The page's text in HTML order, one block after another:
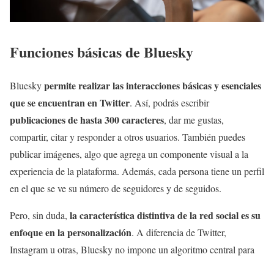
Funciones básicas de Bluesky
Blueskypermite realizar las interacciones básicas y esenciales
que se encuentran en Twitter. Así, podrás escribir
publicaciones de hasta 300 caracteres, dar me gustas,
compartir, citar y responder a otros usuarios. También puedes
publicar imágenes, algo que agrega un componente visual a la
experiencia de la plataforma. Además, cada persona tiene un perfil
en el que se ve su número de seguidores y de seguidos.
Pero, sin duda, la característica distintiva de la red social es su
enfoque en la personalización. A diferencia de Twitter,
Instagram u otras, Bluesky no impone un algoritmo central para